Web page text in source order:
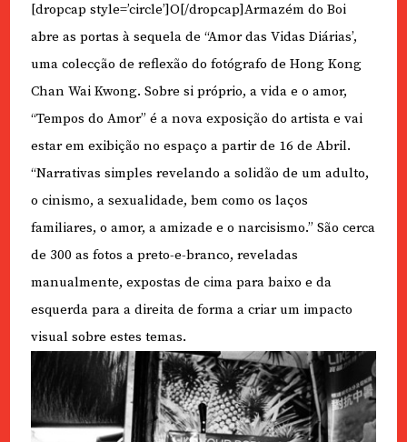
[dropcap style=’circle’]O[/dropcap]Armazém do Boi
abre as portas à sequela de “Amor das Vidas Diárias’,
uma colecção de reflexão do fotógrafo de Hong Kong
Chan Wai Kwong. Sobre si próprio, a vida e o amor,
“Tempos do Amor” é a nova exposição do artista e vai
estar em exibição no espaço a partir de 16 de Abril.
“Narrativas simples revelando a solidão de um adulto,
o cinismo, a sexualidade, bem como os laços
familiares, o amor, a amizade e o narcisismo.” São cerca
de 300 as fotos a preto-e-branco, reveladas
manualmente, expostas de cima para baixo e da
esquerda para a direita de forma a criar um impacto
visual sobre estes temas.